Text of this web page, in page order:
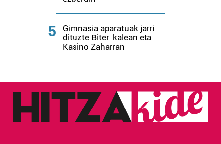
5
Gimnasia aparatuak jarri
dituzte Biteri kalean eta
Kasino Zaharran